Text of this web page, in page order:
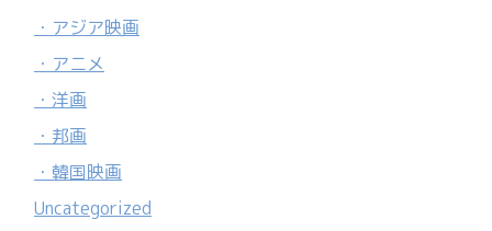
・アジア映画
・アニメ
・洋画
・邦画
・韓国映画
Uncategorized